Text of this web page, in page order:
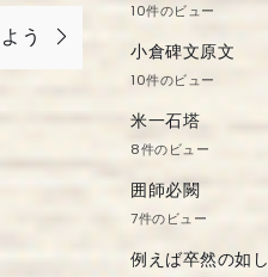
う
10件のビュー
小倉碑文原文
10件のビュー
米一石塔
8件のビュー
囲師必闕
7件のビュー
例えば卒然の如し